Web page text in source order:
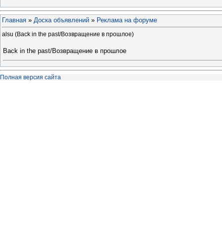
Главная » Доска объявлений » Реклама на форуме
alsu (Back in the past/Возвращение в прошлое)
Back in the past/Возвращение в прошлое
Полная версия сайта